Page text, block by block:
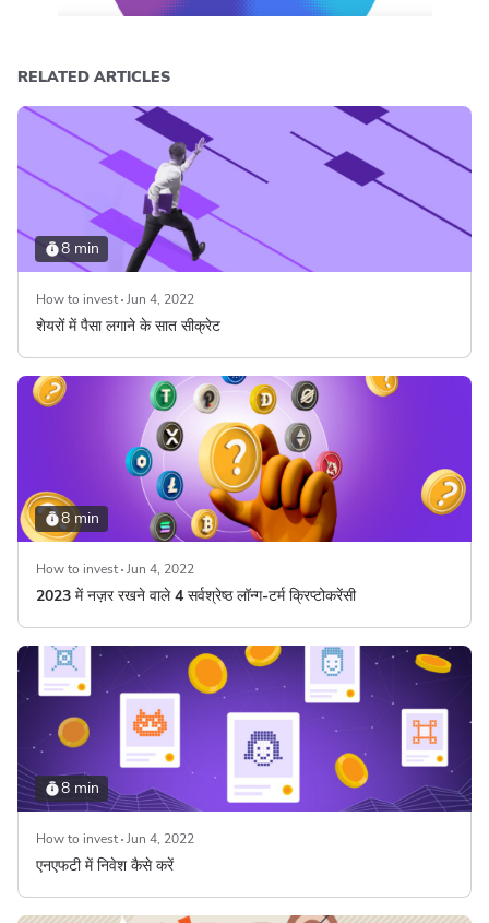
RELATED ARTICLES
8 min
How to invest Jun 4, 2022
शेयरों में पैसा लगाने के सात सीक्रेट
8 min
How to invest Jun 4, 2022
2023 में नज़र रखने वाले 4 सर्वश्रेष्ठ लॉन्ग-टर्म क्रिप्टोकरेंसी
8 min
How to invest Jun 4, 2022
एनएफटी में निवेश कैसे करें